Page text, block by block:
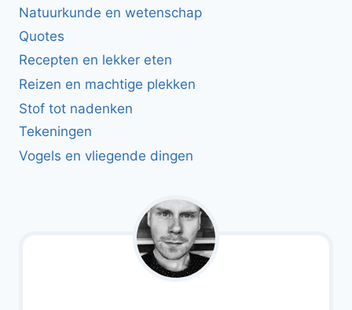
Natuurkunde en wetenschap
Quotes
Recepten en lekker eten
Reizen en machtige plekken
Stof tot nadenken
Tekeningen
Vogels en vliegende dingen